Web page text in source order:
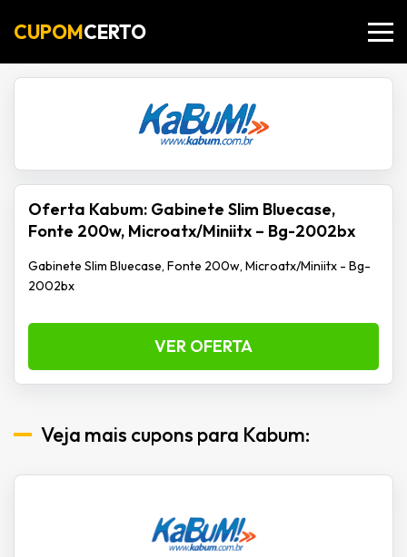
CUPOMCERTO
Oferta Kabum: Gabinete Slim Bluecase,
Fonte 200w, Microatx/Miniitx – Bg-2002bx
Gabinete Slim Bluecase, Fonte 200w, Microatx/Miniitx - Bg-
2002bx
VER OFERTA
Veja mais cupons para Kabum: